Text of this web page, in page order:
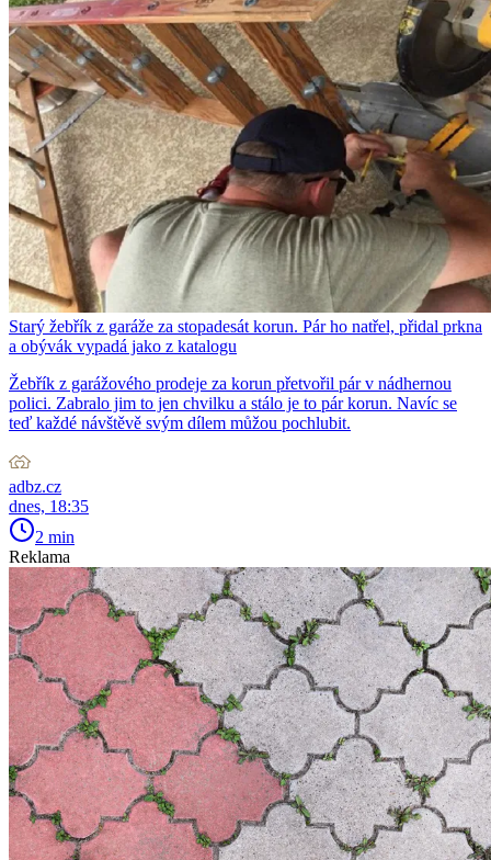
Starý žebřík z garáže za stopadesát korun. Pár ho natřel, přidal prkna
a obývák vypadá jako z katalogu
Žebřík z garážového prodeje za korun přetvořil pár v nádhernou
polici. Zabralo jim to jen chvilku a stálo je to pár korun. Navíc se
teď každé návštěvě svým dílem můžou pochlubit.
adbz.cz
dnes, 18:35
2 min
Reklama